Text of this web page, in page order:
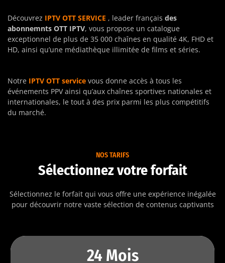
Découvrez IPTV OTT SERVICE , leader français des
abonnemnts OTT IPTV, vous propose un catalogue
exceptionnel de plus de 35 000 chaînes en qualité 4K, FHD et
HD, ainsi qu’une médiathèque illimitée de films et séries.
Notre IPTV OTT service vous donne accès à tous les
événements PPV ainsi qu’aux chaînes sportives nationales et
internationales, le tout à des prix parmi les plus compétitifs
du marché.
NOS TARIFS
Sélectionnez votre forfait
Sélectionnez le forfait qui vous offre une expérience inégalée
pour découvrir notre vaste sélection de contenus captivants
24 Mois